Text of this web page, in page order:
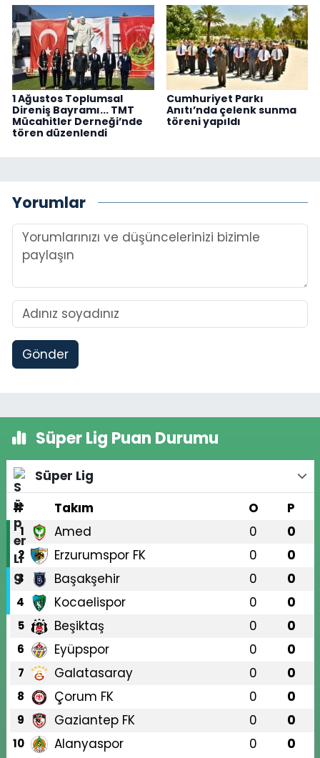
1 Ağustos Toplumsal
Direniş Bayramı... TMT
Mücahitler Derneği’nde
tören düzenlendi
Cumhuriyet Parkı
Anıtı’nda çelenk sunma
töreni yapıldı
Yorumlar
Gönder
Süper Lig Puan Durumu
Süper Lig
#
Takım O P
1 Amed 0 0
2 Erzurumspor FK 0 0
3 Başakşehir 0 0
4 Kocaelispor 0 0
5 Beşiktaş 0 0
6 Eyüpspor 0 0
7 Galatasaray 0 0
8 Çorum FK 0 0
9 Gaziantep FK 0 0
10 Alanyaspor 0 0